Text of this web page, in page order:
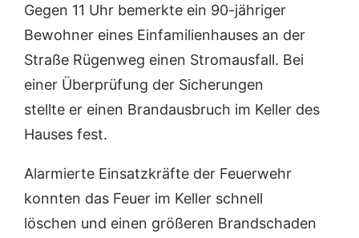
Gegen 11 Uhr bemerkte ein 90-jähriger
Bewohner eines Einfamilienhauses an der
Straße Rügenweg einen Stromausfall. Bei
einer Überprüfung der Sicherungen
stellte er einen Brandausbruch im Keller des
Hauses fest.
Alarmierte Einsatzkräfte der Feuerwehr
konnten das Feuer im Keller schnell
löschen und einen größeren Brandschaden